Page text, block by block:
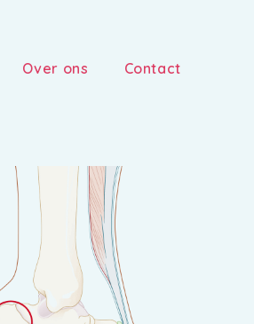
Over ons Contact